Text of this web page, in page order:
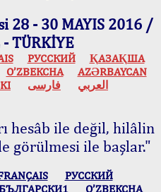
28 - 30 MAYIS 2016 /
- TÜRKİYE
РУССКИЙ
ҚАЗАҚША
O’ZBEKCHA
AZӘRBAYCAN
العربي فارسی
hesâb ile değil, hilâlin
görülmesi ile başlar."
РУССКИЙ
БЪЛГАРСКИ1 O’ZBEKCHA